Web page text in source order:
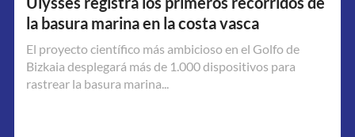
la basura marina en la costa vasca
El proyecto científico más ambicioso en el Golfo de
Bizkaia desplegará más de 1.000 dispositivos para
rastrear la basura marina...